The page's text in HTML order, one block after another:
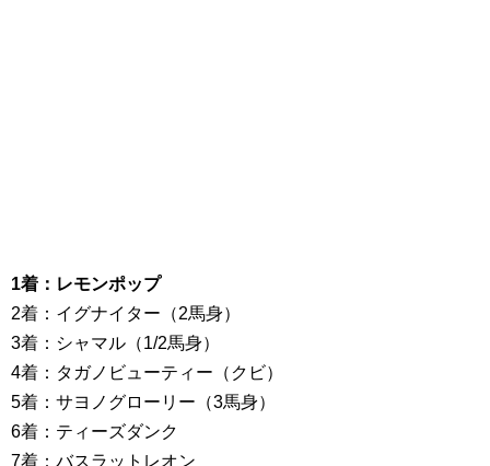
1着：レモンポップ
2着：イグナイター（2馬身）
3着：シャマル（1/2馬身）
4着：タガノビューティー（クビ）
5着：サヨノグローリー（3馬身）
6着：ティーズダンク
7着：バスラットレオン